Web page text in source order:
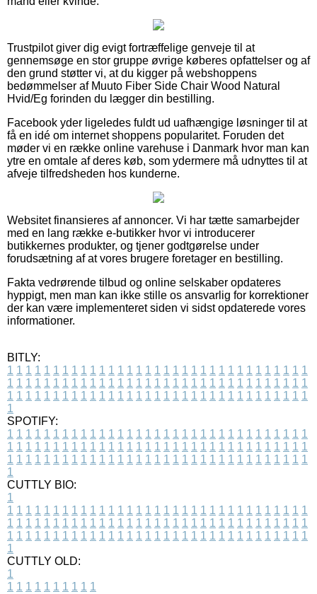
Trustpilot giver dig evigt fortræffelige genveje til at
gennemsøge en stor gruppe øvrige køberes opfattelser og af
den grund støtter vi, at du kigger på webshoppens
bedømmelser af Muuto Fiber Side Chair Wood Natural
Hvid/Eg forinden du lægger din bestilling.
Facebook yder ligeledes fuldt ud uafhængige løsninger til at
få en idé om internet shoppens popularitet. Foruden det
møder vi en række online varehuse i Danmark hvor man kan
ytre en omtale af deres køb, som ydermere må udnyttes til at
afveje tilfredsheden hos kunderne.
Websitet finansieres af annoncer. Vi har tætte samarbejder
med en lang række e-butikker hvor vi introducerer
butikkernes produkter, og tjener godtgørelse under
forudsætning af at vores brugere foretager en bestilling.
Fakta vedrørende tilbud og online selskaber opdateres
hyppigt, men man kan ikke stille os ansvarlig for korrektioner
der kan være implementeret siden vi sidst opdaterede vores
informationer.
BITLY:
1 1 1 1 1 1 1 1 1 1 1 1 1 1 1 1 1 1 1 1 1 1 1 1 1 1 1 1 1 1 1 1 1
1 1 1 1 1 1 1 1 1 1 1 1 1 1 1 1 1 1 1 1 1 1 1 1 1 1 1 1 1 1 1 1 1
1 1 1 1 1 1 1 1 1 1 1 1 1 1 1 1 1 1 1 1 1 1 1 1 1 1 1 1 1 1 1 1 1
1
SPOTIFY:
1 1 1 1 1 1 1 1 1 1 1 1 1 1 1 1 1 1 1 1 1 1 1 1 1 1 1 1 1 1 1 1 1
1 1 1 1 1 1 1 1 1 1 1 1 1 1 1 1 1 1 1 1 1 1 1 1 1 1 1 1 1 1 1 1 1
1 1 1 1 1 1 1 1 1 1 1 1 1 1 1 1 1 1 1 1 1 1 1 1 1 1 1 1 1 1 1 1 1
1
CUTTLY BIO:
1
1 1 1 1 1 1 1 1 1 1 1 1 1 1 1 1 1 1 1 1 1 1 1 1 1 1 1 1 1 1 1 1 1
1 1 1 1 1 1 1 1 1 1 1 1 1 1 1 1 1 1 1 1 1 1 1 1 1 1 1 1 1 1 1 1 1
1 1 1 1 1 1 1 1 1 1 1 1 1 1 1 1 1 1 1 1 1 1 1 1 1 1 1 1 1 1 1 1 1
1
CUTTLY OLD:
1
1 1 1 1 1 1 1 1 1 1